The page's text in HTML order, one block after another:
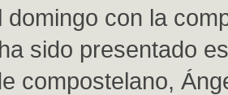
domingo con la
sido presentado
compostelano,